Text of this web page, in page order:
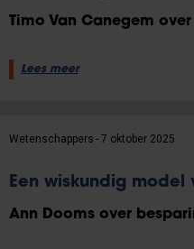
Timo Van Canegem
Lees meer
Wetenschappers 7 oktober 2025
Een wiskundig model
Ann Dooms over